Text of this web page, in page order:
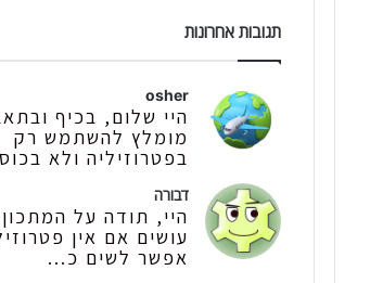
תגובות אחרונות
osher
היי שלום, בכיף
מומלץ להשתמש רק
בפטרוזיליה ולא
דבורה
היי, תודה על
עושים אם אין
אפשר לשים כ...